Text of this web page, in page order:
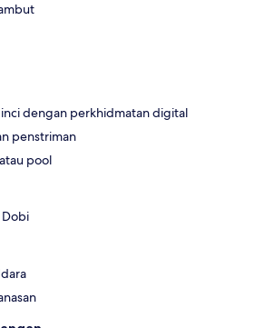
inci dengan perkhidmatan digital
penstriman
pool